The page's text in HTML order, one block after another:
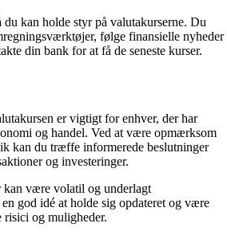
kan holde styr på valutakurserne. Du
følge finansielle nyheder
din bank for at få de seneste kurser.
er vigtigt for enhver, der har
og handel. Ved at være opmærksom
kan du træffe informerede beslutninger
og investeringer.
kan være volatil og underlagt
god idé at holde sig opdateret og være
og muligheder.